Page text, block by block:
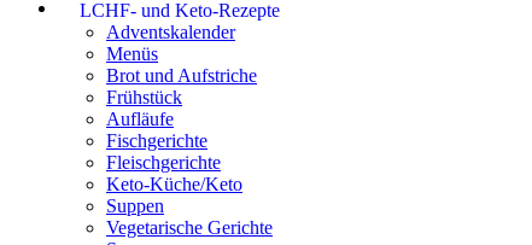
LCHF- und Keto-Rezepte
Adventskalender
Menüs
Brot und Aufstriche
Frühstück
Aufläufe
Fischgerichte
Fleischgerichte
Keto-Küche/Keto
Suppen
Vegetarische Gerichte